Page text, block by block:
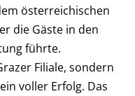
österreichischen
die Gäste in den
führte.
Filiale, sondern
voller Erfolg. Das